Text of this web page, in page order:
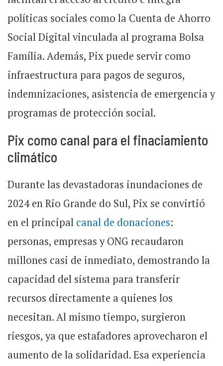
políticas sociales como la Cuenta de Ahorro
Social Digital vinculada al programa Bolsa
Família. Además, Pix puede servir como
infraestructura para pagos de seguros,
indemnizaciones, asistencia de emergencia y
programas de protección social.
Pix como canal para el finaciamiento
climático
Durante las devastadoras inundaciones de
2024 en Rio Grande do Sul, Pix se convirtió
en el principal canal de donaciones:
personas, empresas y ONG recaudaron
millones casi de inmediato, demostrando la
capacidad del sistema para transferir
recursos directamente a quienes los
necesitan. Al mismo tiempo, surgieron
riesgos, ya que estafadores aprovecharon el
aumento de la solidaridad. Esa experiencia